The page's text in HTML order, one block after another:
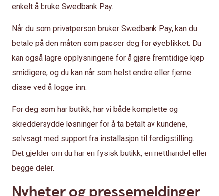
enkelt å bruke Swedbank Pay.
Når du som privatperson bruker Swedbank Pay, kan du
betale på den måten som passer deg for øyeblikket. Du
kan også lagre opplysningene for å gjøre fremtidige kjøp
smidigere, og du kan når som helst endre eller fjerne
disse ved å logge inn.
For deg som har butikk, har vi både komplette og
skreddersydde løsninger for å ta betalt av kundene,
selvsagt med support fra installasjon til ferdigstilling.
Det gjelder om du har en fysisk butikk, en netthandel eller
begge deler.
Nyheter og pressemeldinger